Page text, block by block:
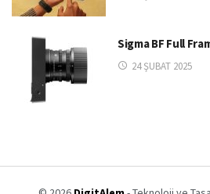
Sigma BF Full
24 ŞUBAT 2025